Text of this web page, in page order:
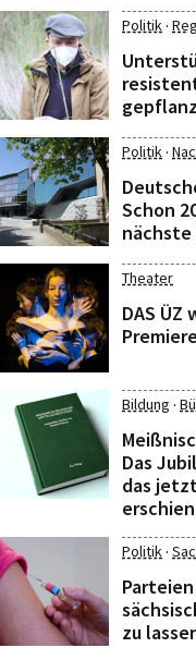
Politik·
Politik·
Schon
nächste
Theater
DAS ÜZ
Bildung ·
Das
das
erschien
Politik·
zu